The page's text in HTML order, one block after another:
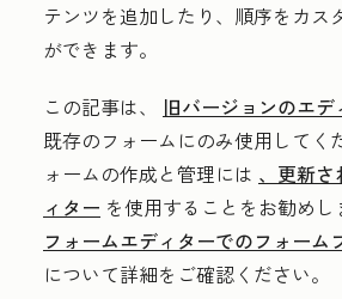
テンツを追加したり、順序をカス
ができます。
この記事は、 旧バージョンのエデ
既存のフォームにのみ使用してく
ォームの作成と管理には 、更新
ィター を使用することをお勧めし
フォームエディターでのフォーム
について詳細をご確認ください。